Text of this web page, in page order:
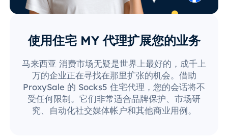
使用住宅 MY 代理扩展您的业务
马来西亚 消费市场无疑是世界上最好的，成千上
万的企业正在寻找在那里扩张的机会。借助
ProxySale 的 Socks5 住宅代理，您的会话将不
受任何限制。它们非常适合品牌保护、市场研
究、自动化社交媒体帐户和其他商业用例。